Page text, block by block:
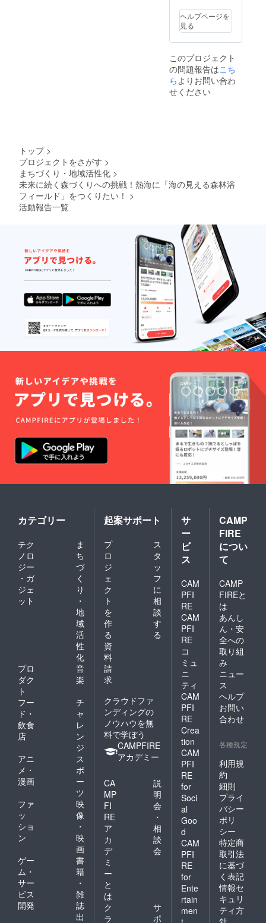
す
靴、帽
子、飲
み物、
タオル
10名 ■
有効期
限：
2021年
11月か
の森到
着
ヘル
メッ
ト・軍
手や道
具支給
09:50-
10:20
森の教
室 & 参
加者同
士の自
己紹介
10:20-
11:30
で間伐
体験 -
ノコで
伐採し
てみよ
う-
11:30-
12:00
伐った
でコー
スター
や鍋敷
くろう
12:00-
13:30
森でラ
ンチ懇
（お弁
配しま
す） ※
現地ま
での交
通費は
別途ご
負担く
ださい
※ 実施
予定の
日が雨
天の場
合は延
期とな
ります
※ 詳し
場所
援者様
に直接
お伝え
させて
いただ
きます
合はご
遠慮な
くお申
し付け
い（概
要欄に
ご記載
をお願
いしま
ヘルプページを
見る
このプロジェクト
の問題報告はこち
ら よりお問い合わ
せください
トップ >
プロジェクトをさがす >
まちづくり・地域活性化 >
未来に続く森づくりへの挑戦！熱海に「海の見える森林浴
フィールド」をつくりたい！ >
活動報告一覧
カテゴリー
テク
ノロ
ジー
・ガ
ジェ
ット
ま
ち
づ
く
り
・
地
域
活
性
化
プロ
ダク
ト
音
楽
フー
ド・
飲食
店
チ
ャ
レ
ン
ジ
アニ
メ・
漫画
ス
ポ
ー
ツ
ファ
ッ
ショ
ン
映
像
・
映
画
ゲー
ム・
サー
ビス
開発
書
籍
・
雑
誌
出
起案サポート
プ
ロ
ジ
ェ
ク
ト
を
作
る
ス
タ
ッ
フ
に
相
談
す
る
資
料
請
求
クラウドファ
ンディングの
ノウハウを無
料で学ぼう
CAMPFIRE
アカデミー
CA
MP
FI
RE
ア
カ
デ
ミ
ー
と
は
説
明
会
・
相
談
会
ク
ラ
サ
ポ
サ
ー
ビ
ス
CAM
PFI
RE
CAM
PFI
RE
コ
ミュ
ニ
ティ
CAM
PFI
RE
Crea
tion
CAM
PFI
RE
for
Soci
al
Goo
d
CAM
PFI
RE
for
Ente
rtain
men
CAMP
FIRE
につい
て
CAMP
FIREと
は
あんし
ん・安
全への
取り組
み
ニュー
ス
ヘルプ
お問い
合わせ
各種規定
利用規
約
細則
プライ
バシー
ポリ
シー
特定商
取引法
に基づ
く表記
情報セ
キュリ
ティ方